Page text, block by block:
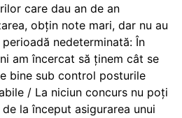
care dau an de an
obțin note mari, dar nu au
nedeterminată: În
am încercat să ținem cât se
bine sub control posturile
/ La niciun concurs nu poți
la început asigurarea unui